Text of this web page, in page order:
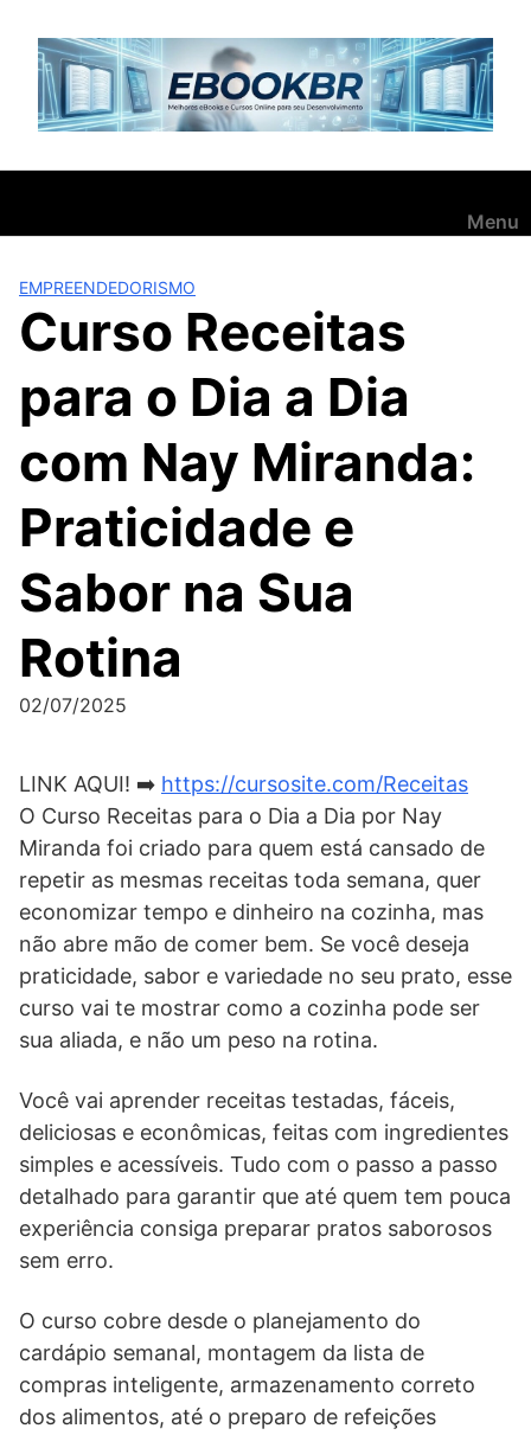
para
conteúdo
Menu
EMPREENDEDORISMO
Curso Receitas
para o Dia a Dia
com Nay Miranda:
Praticidade e
Sabor na Sua
Rotina
02/07/2025
LINK AQUI! ➡️ https://cursosite.com/Receitas
O Curso Receitas para o Dia a Dia por Nay
Miranda foi criado para quem está cansado de
repetir as mesmas receitas toda semana, quer
economizar tempo e dinheiro na cozinha, mas
não abre mão de comer bem. Se você deseja
praticidade, sabor e variedade no seu prato, esse
curso vai te mostrar como a cozinha pode ser
sua aliada, e não um peso na rotina.
Você vai aprender receitas testadas, fáceis,
deliciosas e econômicas, feitas com ingredientes
simples e acessíveis. Tudo com o passo a passo
detalhado para garantir que até quem tem pouca
experiência consiga preparar pratos saborosos
sem erro.
O curso cobre desde o planejamento do
cardápio semanal, montagem da lista de
compras inteligente, armazenamento correto
dos alimentos, até o preparo de refeições